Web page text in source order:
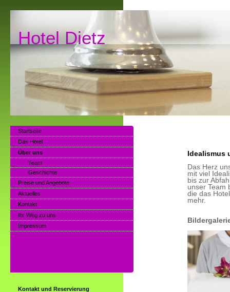
Hotel Dietz
Idealismus
Das Herz
mit viel
bis zur
unser Team
die das
mehr.
Startseite
Das Hotel
Über uns
Team
Geschichte
Preise und Angebote
Aktuelles
Kontakt
Ihr Weg zu uns
Impressum
Kontakt und Reservierung